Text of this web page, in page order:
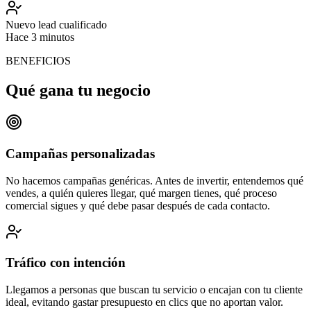
Nuevo lead cualificado
Hace 3 minutos
BENEFICIOS
Qué gana tu negocio
Campañas personalizadas
No hacemos campañas genéricas. Antes de invertir, entendemos qué
vendes, a quién quieres llegar, qué margen tienes, qué proceso
comercial sigues y qué debe pasar después de cada contacto.
Tráfico con intención
Llegamos a personas que buscan tu servicio o encajan con tu cliente
ideal, evitando gastar presupuesto en clics que no aportan valor.